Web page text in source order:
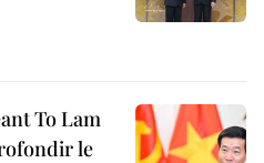
To Lam
le